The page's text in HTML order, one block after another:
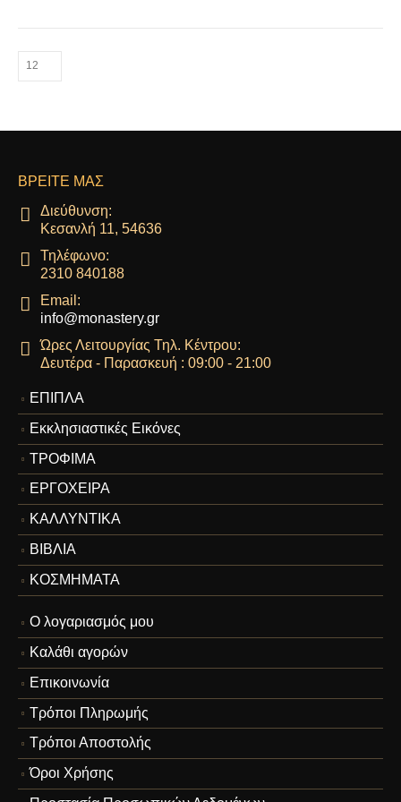
ΒΡΕΊΤΕ ΜΑΣ
Διεύθυνση:
Κεσανλή 11, 54636
Τηλέφωνο:
2310 840188
Email:
info@monastery.gr
Ώρες Λειτουργίας Τηλ. Κέντρου:
Δευτέρα - Παρασκευή : 09:00 - 21:00
ΕΠΙΠΛΑ
Εκκλησιαστικές Εικόνες
ΤΡΟΦΙΜΑ
ΕΡΓΟΧΕΙΡΑ
ΚΑΛΛΥΝΤΙΚΑ
ΒΙΒΛΙΑ
ΚΟΣΜΗΜΑΤΑ
Ο λογαριασμός μου
Καλάθι αγορών
Επικοινωνία
Τρόποι Πληρωμής
Τρόποι Αποστολής
Όροι Χρήσης